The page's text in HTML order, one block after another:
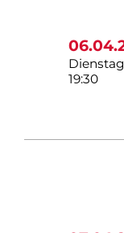
Dienstag
19:30